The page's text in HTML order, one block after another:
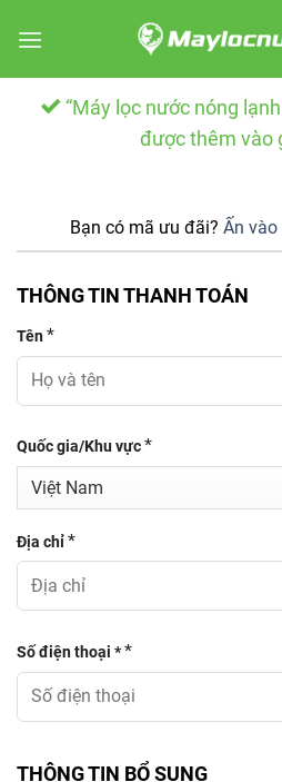
“Máy lọc nước nóng
được thêm vào
Bạn có mã ưu đãi? Ấn
THÔNG TIN THANH TOÁN
Tên*
Quốc gia/Khu vực*
Địa chỉ*
Số điện thoại **
THÔNG TIN BỔ SUNG